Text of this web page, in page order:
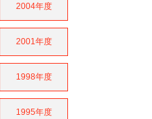
2004年度
2001年度
1998年度
1995年度